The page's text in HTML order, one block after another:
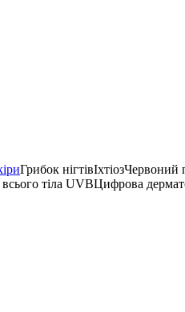
Грибок нігтівІхтіозЧервоний
тіла UVBЦифрова